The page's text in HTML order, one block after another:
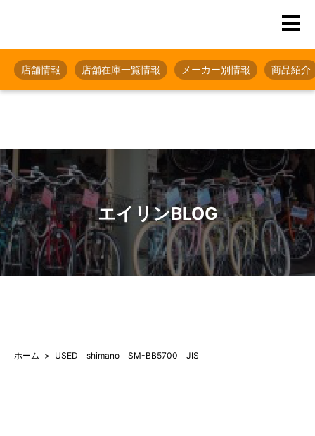
店舗情報 店舗在庫一覧情報 メーカー別情報 商品紹介
エイリンBLOG
ホーム USED shimano SM-BB5700 JIS